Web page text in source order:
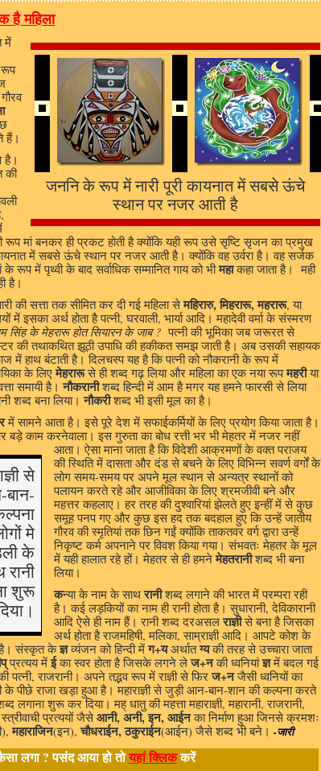
है महिला
जननि के रूप में नारी पूरी कायनात में सबसे ऊंचे
स्थान पर नजर आती है
में
रूप
हैं।
है।
की
मां बनकर ही प्रकट होती है क्योंकि यही रूप उसे सृष्टि सृजन का प्रमुख
में सबसे ऊंचे स्थान पर नजर आती है। क्योंकि वह उर्वरा है। वह सर्जक
रूप में पृथ्वी के बाद सर्वाधिक सम्मानित गाय को भीमहाकहा जाता है। मही
है।
की सत्ता तक सीमित कर दी गई महिला सेमहिरारु, मिहरारू, महरारू, या
इसका अर्थ होता है पत्नी, घरवाली, भार्या आदि। महादेवी वर्मा के संस्मरण
सिंह के मेहरारू होत सियारन के जाब ? पत्नी की भूमिका जब जरूरत से
की तथाकथित झूठी उपाधि की हकीकत समझ जाती है। अब उसकी सहायक
में हाथ बंटाती है। दिलचस्प यह है कि पत्नी को नौकरानी के रूप में
के लिएमेहरारूसे ही शब्द गढ़ लिया और महिला का एक नया रूपमहरीया
समायी है।नौकरानीशब्द हिन्दी में आम है मगर यह हमने फारसी से लिया
शब्द बना लिया। नौकरीशब्द भी इसी मूल का है।
में सामने आता है। इसे पूरे देश में सफाईकर्मियों के लिए प्रयोग किया जाता है।
बड़े काम करनेवाला। इस गुरुता का बोध रत्ती
से
मे
के
शुरू
भर भी मेहतर में नजर नहीं
आता। ऐसा माना जाता है कि विदेशी आक्रमणों के वक्त पराजय
की स्थिति में दासता और दंड से बचने के लिए विभिन्न सवर्ण वर्गों के
लोग समय-समय पर अपने मूल स्थान से अन्यत्र स्थानों को
पलायन करते रहे और आजीविका के लिए श्रमजीवी बने और
महत्तर कहलाए। हर तरह की दुश्वारियां झेलते हुए इन्हीं में से कुछ
समूह पनप गए और कुछ इस हद तक बदहाल हुए कि उन्हें जातीय
गौरव की स्मृतियां तक छिन गईं क्योंकि ताकतवर वर्ग द्वारा उन्हें
निकृष्ट कर्म अपनाने पर विवश किया गया। संभवतः मेहतर के मूल
में यही हालात रहे हों। मेहतर से ही हमनेमेहतरानीशब्द भी बना
लिया।
कन्या के नाम के साथरानीशब्द लगाने की भारत में परम्परा रही
है। कई लड़कियों का नाम ही रानी होता है। सुधारानी, देविकारानी
आदि ऐसे ही नाम हैं। रानी शब्द दरअसलराज्ञीसे बना है जिसका
अर्थ होता है राजमहिषी, मलिका, साम्राज्ञी आदि। आपटे कोश के
है। संस्कृत केज्ञव्यंजन को हिन्दी मेंग+यअर्थातग्यकी तरह से उच्चारा जाता
प्रत्यय मेंईका स्वर होता है जिसके लगने लेज+नकी ध्वनियांज्ञमें बदल गई
पत्नी, राजरानी। अपने तद्भव रूप में राज्ञी से फिरज+नजैसी ध्वनियों का
के पीछे राजा खड़ा हुआ है। महाराज्ञी से जुड़ी आन-बान-शान की कल्पना करते
शुरू कर दिया। मह् धातु की महत्ता महाराज्ञी, महारानी, राजरानी,
प्रत्ययों जैसेआनी, अनी, इन, आईनका निर्माण हुआ जिनसे क्रमशः
महाराजिन(इन),चौधराईन, ठकुराईन(आईन) जैसे शब्द भी बने। -जारी
लगा ? पसंद आया हो तोयहां क्लिककरें